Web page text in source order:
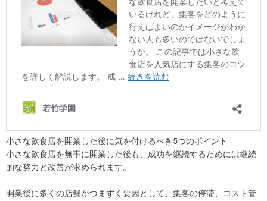
小さな飲食店を開業した後に気を付けるべき5つのポイント
小さな飲食店を無事に開業した後も、成功を継続するためには継続
的な努力と改善が求められます。
開業後に多くの店舗がつまずく要因として、集客の停滞、コスト管